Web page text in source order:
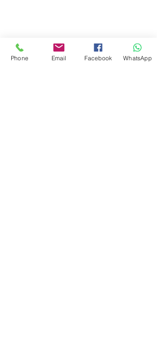
Phone Email Facebook WhatsApp